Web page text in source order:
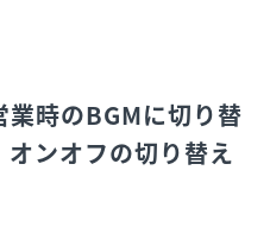
時のBGMに切り替
ンオフの切り替え